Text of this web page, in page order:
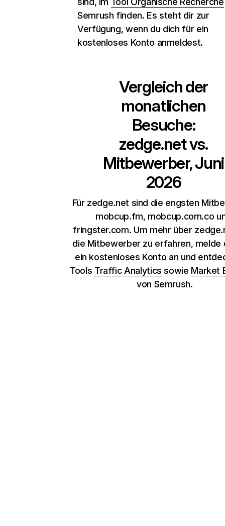
Semrush finden. Es steht dir zur
Verfügung, wenn du dich für ein
kostenloses Konto anmeldest.
Vergleich der
monatlichen
Besuche:
zedge.netvs.
Mitbewerber, Juni
2026
Für zedge.net sind die engsten
mobcup.fm, mobcup.com.co
fringster.com. Um mehr über
die Mitbewerber zu erfahren, melde
ein kostenloses Konto an und
Tools Traffic Analytics sowie Market
von Semrush.